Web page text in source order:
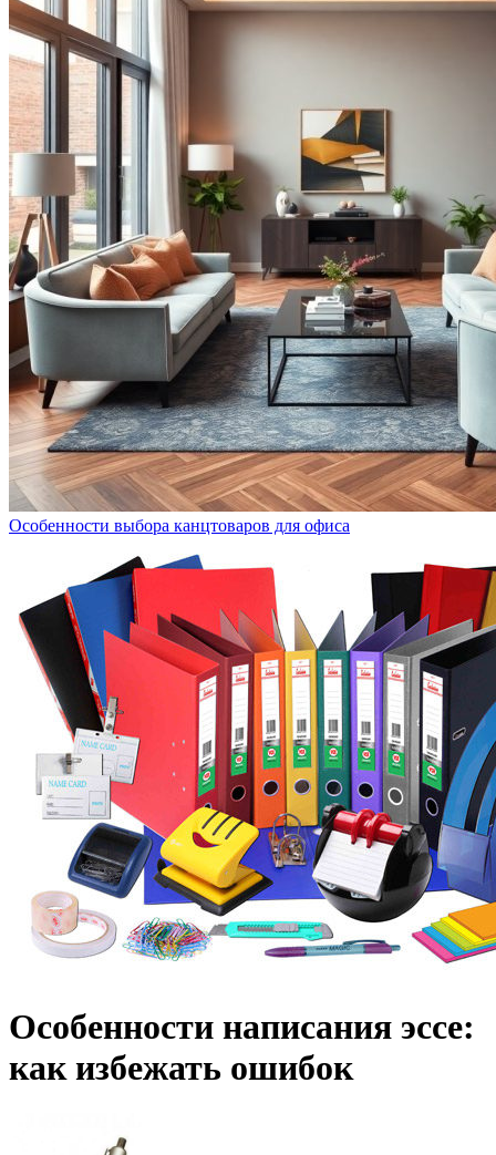
Особенности выбора канцтоваров для офиса
Особенности написания эссе:
как избежать ошибок